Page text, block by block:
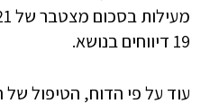
19 דיווחים בנושא.
עוד על פי הדוח, הטיפול של